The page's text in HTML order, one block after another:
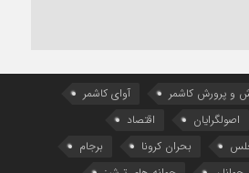
و پرورش کاشمر
آوای کاشمر
اصولگرایان
اقتصاد
بحران کرونا
برجام